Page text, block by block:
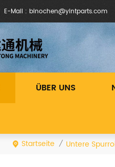
E-Mail : binochen@yintparts.com
ÜBER UNS
Startseite / Untere